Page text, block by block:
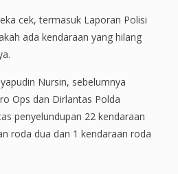
cek, termasuk Laporan Polisi
ada kendaraan yang hilang
Nursin, sebelumnya
Ops dan Dirlantas Polda
penyelundupan 22 kendaraan
roda dua dan 1 kendaraan roda